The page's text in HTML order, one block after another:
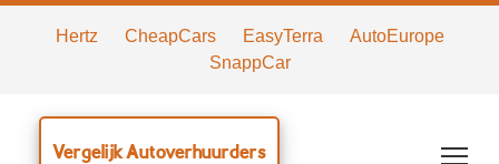
Hertz CheapCars EasyTerra
AutoEurope
SnappCar
Vergelijk Autoverhuurders